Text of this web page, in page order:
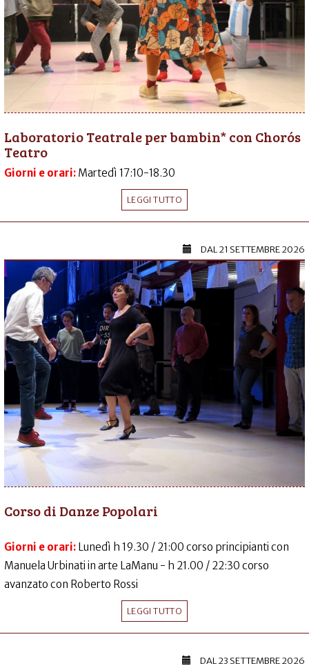
Laboratorio Teatrale per bambin* con Chorós
Teatro
Giorni e orari: Martedì 17:10-18.30
LEGGI TUTTO
DAL21 SETTEMBRE 2026
Corso di Danze Popolari
Giorni e orari: Lunedì h 19.30 / 21:00 corso principianti con
Manuela Urbinati in arte LaManu - h 21.00 / 22:30 corso
avanzato con Roberto Rossi
LEGGI TUTTO
DAL23 SETTEMBRE 2026